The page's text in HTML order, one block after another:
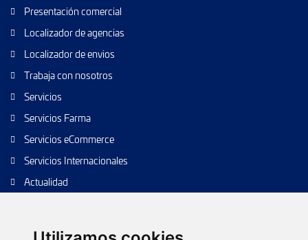
Presentación comercial
Localizador de agencias
Localizador de envios
Trabaja con nosotros
Servicios
Servicios Farma
Servicios eCommerce
Servicios Internacionales
Actualidad